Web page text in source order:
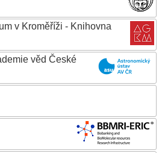
v Kroměříži - Knihovna
věd České